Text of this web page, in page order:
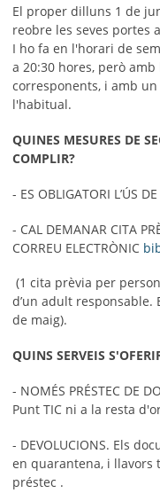
El proper dilluns 1 de
reobre les seves portes
I ho fa en l'horari de
a 20:30 hores, però
corresponents, i amb
l'habitual.
QUINES MESURES DE
COMPLIR?
- ES OBLIGATORI L’ÚS
- CAL DEMANAR CITA
CORREU ELECTRÒNIC
(1 cita prèvia per
d’un adult
de maig).
QUINS SERVEIS
- NOMÉS PRÉSTEC DE
Punt TIC ni a la resta
- DEVOLUCIONS. Els
en quarantena, i llavors
préstec .